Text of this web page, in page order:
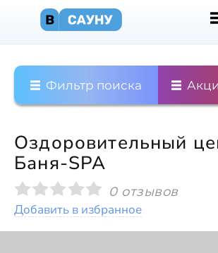
Фильтр поиска
Оздоровительный
Баня-SPA
0 отзывов
Добавить в избранное